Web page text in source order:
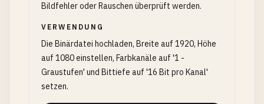
Bildfehler oder Rauschen überprüft werden.
VERWENDUNG
Die Binärdatei hochladen, Breite auf 1920, Höhe
auf 1080 einstellen, Farbkanäle auf '1 -
Graustufen' und Bittiefe auf '16 Bit pro Kanal'
setzen.